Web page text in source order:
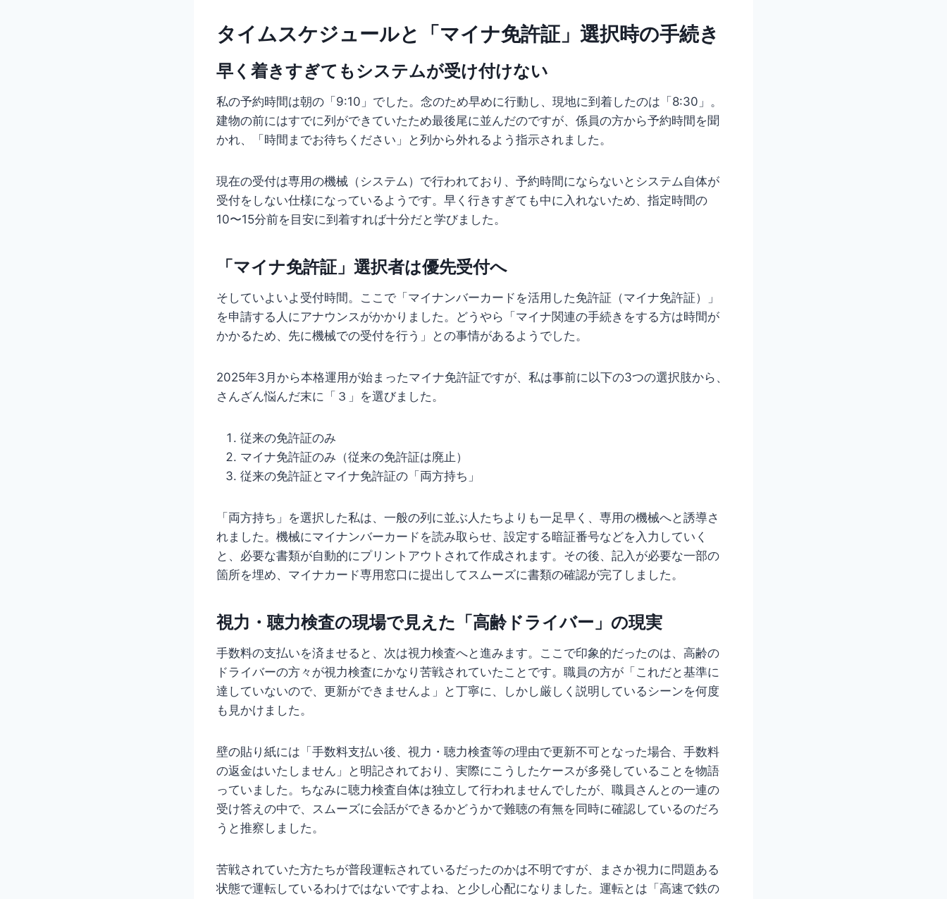
タイムスケジュールと「マイナ免許証」選択時の手続き
早く着きすぎてもシステムが受け付けない
私の予約時間は朝の「9:10」でした。念のため早めに行動し、現地に到着したのは「8:30」。
建物の前にはすでに列ができていたため最後尾に並んだのですが、係員の方から予約時間を聞
かれ、「時間までお待ちください」と列から外れるよう指示されました。
現在の受付は専用の機械（システム）で行われており、予約時間にならないとシステム自体が
受付をしない仕様になっているようです。早く行きすぎても中に入れないため、指定時間の
10〜15分前を目安に到着すれば十分だと学びました。
「マイナ免許証」選択者は優先受付へ
そしていよいよ受付時間。ここで「マイナンバーカードを活用した免許証（マイナ免許証）」
を申請する人にアナウンスがかかりました。どうやら「マイナ関連の手続きをする方は時間が
かかるため、先に機械での受付を行う」との事情があるようでした。
2025年3月から本格運用が始まったマイナ免許証ですが、私は事前に以下の3つの選択肢から、
さんざん悩んだ末に「３」を選びました。
従来の免許証のみ
マイナ免許証のみ（従来の免許証は廃止）
従来の免許証とマイナ免許証の「両方持ち」
「両方持ち」を選択した私は、一般の列に並ぶ人たちよりも一足早く、専用の機械へと誘導さ
れました。機械にマイナンバーカードを読み取らせ、設定する暗証番号などを入力していく
と、必要な書類が自動的にプリントアウトされて作成されます。その後、記入が必要な一部の
箇所を埋め、マイナカード専用窓口に提出してスムーズに書類の確認が完了しました。
視力・聴力検査の現場で見えた「高齢ドライバー」の現実
手数料の支払いを済ませると、次は視力検査へと進みます。ここで印象的だったのは、高齢の
ドライバーの方々が視力検査にかなり苦戦されていたことです。職員の方が「これだと基準に
達していないので、更新ができませんよ」と丁寧に、しかし厳しく説明しているシーンを何度
も見かけました。
壁の貼り紙には「手数料支払い後、視力・聴力検査等の理由で更新不可となった場合、手数料
の返金はいたしません」と明記されており、実際にこうしたケースが多発していることを物語
っていました。ちなみに聴力検査自体は独立して行われませんでしたが、職員さんとの一連の
受け答えの中で、スムーズに会話ができるかどうかで難聴の有無を同時に確認しているのだろ
うと推察しました。
苦戦されていた方たちが普段運転されているだったのかは不明ですが、まさか視力に問題ある
状態で運転しているわけではないですよね、と少し心配になりました。運転とは「高速で鉄の